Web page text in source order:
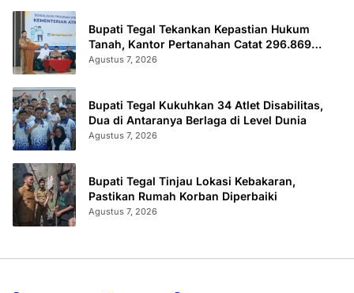
Bupati Tegal Tekankan Kepastian Hukum
Tanah, Kantor Pertanahan Catat 296.869
Sertifikat Terbit
Agustus 7, 2026
Bupati Tegal Kukuhkan 34 Atlet Disabilitas,
Dua di Antaranya Berlaga di Level Dunia
Agustus 7, 2026
Bupati Tegal Tinjau Lokasi Kebakaran,
Pastikan Rumah Korban Diperbaiki
Agustus 7, 2026